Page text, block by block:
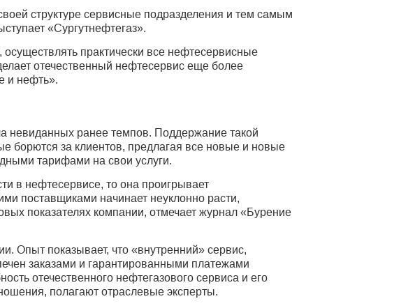
структуре сервисные подразделения и тем самым
«Сургутнефтегаз».
практически все нефтесервисные
отечественный нефтесервис еще более
и нефть».
невиданных ранее темпов. Поддержание такой
борются за клиентов, предлагая все новые и новые
тарифами на свои услуги.
в нефтесервисе, то она проигрывает
поставщиками начинает неуклонно расти,
показателях компании, отмечает журнал «Бурение
Опыт показывает, что «внутренний» сервис,
заказами и гарантированными платежами
отечественного нефтегазового сервиса и его
полагают отраслевые эксперты.